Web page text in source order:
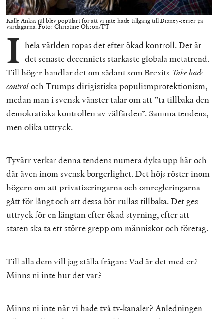
Kalle Ankas jul blev populärt för att vi inte hade tillgång till Disney-serier på
vardagarna. Foto: Christine Olsson/TT
I hela världen ropas det efter ökad kontroll. Det är
det senaste decenniets starkaste globala metatrend.
Till höger handlar det om sådant som Brexits Take back
controloch Trumps dirigistiska populismprotektionism,
medan man i svensk vänster talar om att ”ta tillbaka den
demokratiska kontrollen av välfärden”. Samma tendens,
men olika uttryck.
Tyvärr verkar denna tendens numera dyka upp här och
där även inom svensk borgerlighet. Det höjs röster inom
högern om att privatiseringarna och omregleringarna
gått för långt och att dessa bör rullas tillbaka. Det ges
uttryck för en längtan efter ökad styrning, efter att
staten ska ta ett större grepp om människor och företag.
Till alla dem vill jag ställa frågan: Vad är det med er?
Minns ni inte hur det var?
Minns ni inte när vi hade två tv-kanaler? Anledningen